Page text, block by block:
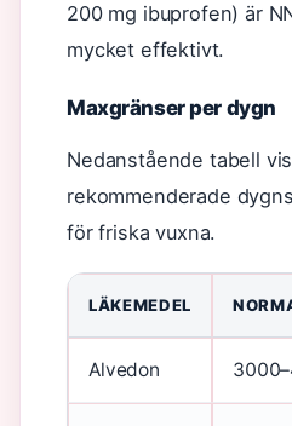
200 mg ibuprofen) är
mycket effektivt.
Maxgränser per dygn
Nedanstående tabell
rekommenderade
för friska vuxna.
LÄKEMEDEL
Alvedon